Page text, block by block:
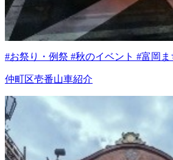
#お祭り・例祭 #秋のイベント #富岡ま
仲町区壱番山車紹介